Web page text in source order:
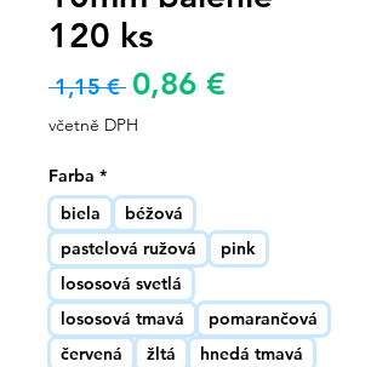
120 ks
1,15 € Běžná
cena
0,86 €
včetně DPH
Farba *
biela
béžová
pastelová ružová
pink
lososová svetlá
lososová tmavá
pomarančová
červená
žltá
hnedá tmavá